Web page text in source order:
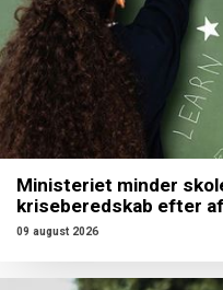
Ministeriet minder
kriseberedskab efter
09 august 2026